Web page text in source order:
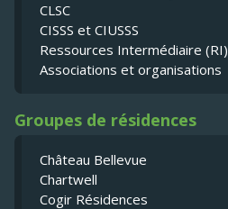
CLSC
CISSS et CIUSSS
Ressources Intermédiaire (RI)
Associations et organisations
Groupes de résidences
Château Bellevue
Chartwell
Cogir Résidences